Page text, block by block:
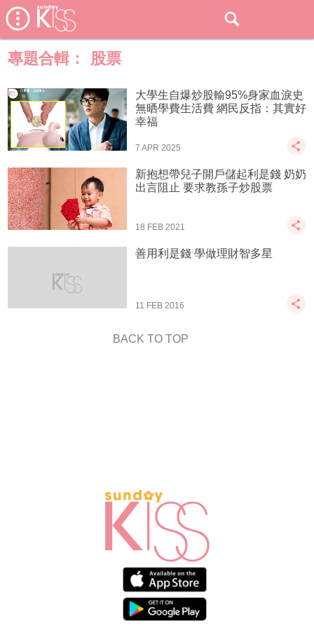
專題合輯： 股票
大學生自爆炒股輸95%身家血淚史
無晒學費生活費 網民反指：其實好
幸福
7 APR 2025
新抱想帶兒子開戶儲起利是錢 奶奶
出言阻止 要求教孫子炒股票
18 FEB 2021
善用利是錢 學做理財智多星
11 FEB 2016
BACK TO TOP